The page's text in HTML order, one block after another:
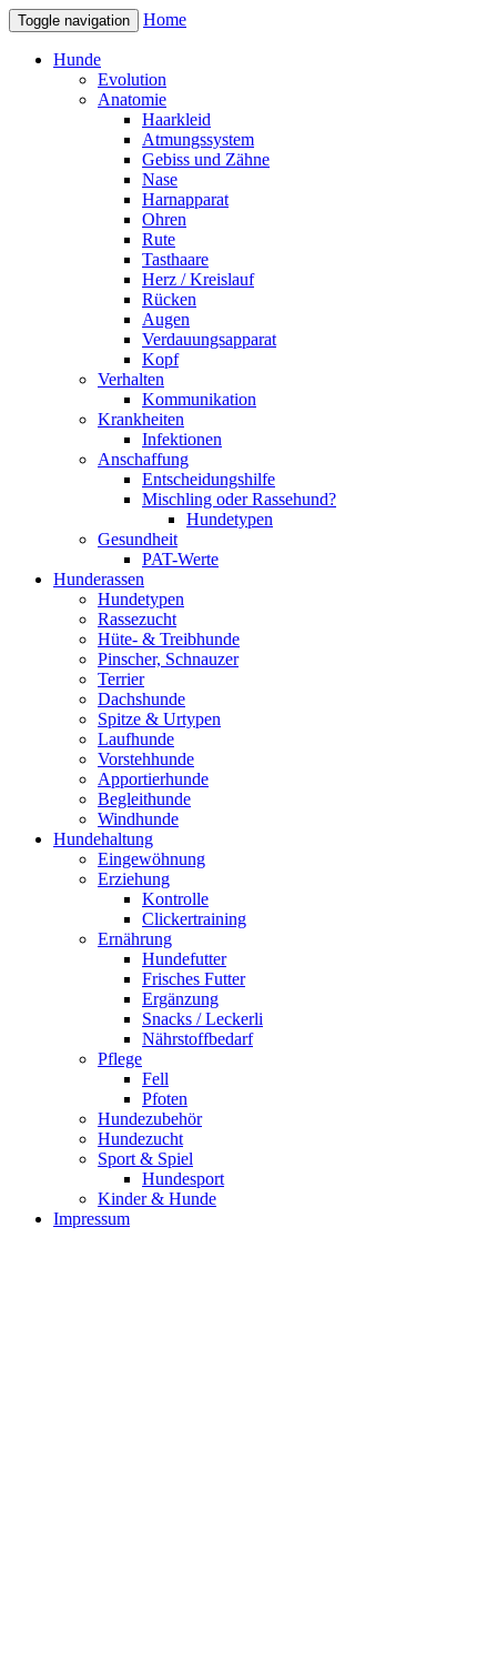
Toggle navigation Home
Hunde
Evolution
Anatomie
Haarkleid
Atmungssystem
Gebiss und Zähne
Nase
Harnapparat
Ohren
Rute
Tasthaare
Herz / Kreislauf
Rücken
Augen
Verdauungsapparat
Kopf
Verhalten
Kommunikation
Krankheiten
Infektionen
Anschaffung
Entscheidungshilfe
Mischling oder Rassehund?
Hundetypen
Gesundheit
PAT-Werte
Hunderassen
Hundetypen
Rassezucht
Hüte- & Treibhunde
Pinscher, Schnauzer
Terrier
Dachshunde
Spitze & Urtypen
Laufhunde
Vorstehhunde
Apportierhunde
Begleithunde
Windhunde
Hundehaltung
Eingewöhnung
Erziehung
Kontrolle
Clickertraining
Ernährung
Hundefutter
Frisches Futter
Ergänzung
Snacks / Leckerli
Nährstoffbedarf
Pflege
Fell
Pfoten
Hundezubehör
Hundezucht
Sport & Spiel
Hundesport
Kinder & Hunde
Impressum